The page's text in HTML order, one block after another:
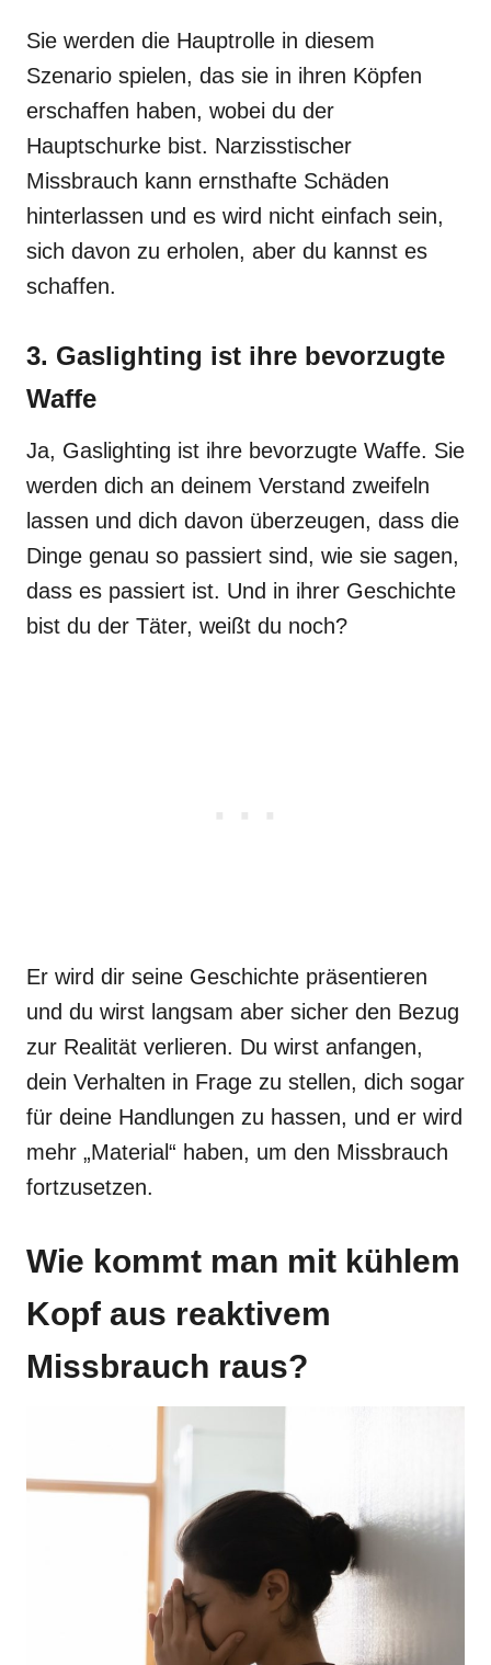
Sie werden die Hauptrolle in diesem
Szenario spielen, das sie in ihren Köpfen
erschaffen haben, wobei du der
Hauptschurke bist. Narzisstischer
Missbrauch kann ernsthafte Schäden
hinterlassen und es wird nicht einfach sein,
sich davon zu erholen, aber du kannst es
schaffen.
3. Gaslighting ist ihre bevorzugte
Waffe
Ja, Gaslighting ist ihre bevorzugte Waffe. Sie
werden dich an deinem Verstand zweifeln
lassen und dich davon überzeugen, dass die
Dinge genau so passiert sind, wie sie sagen,
dass es passiert ist. Und in ihrer Geschichte
bist du der Täter, weißt du noch?
Er wird dir seine Geschichte präsentieren
und du wirst langsam aber sicher den Bezug
zur Realität verlieren. Du wirst anfangen,
dein Verhalten in Frage zu stellen, dich sogar
für deine Handlungen zu hassen, und er wird
mehr „Material“ haben, um den Missbrauch
fortzusetzen.
Wie kommt man mit kühlem
Kopf aus reaktivem
Missbrauch raus?